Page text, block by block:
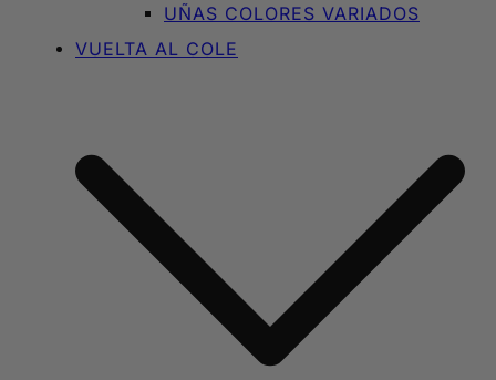
UÑAS COLORES VARIADOS
VUELTA AL COLE